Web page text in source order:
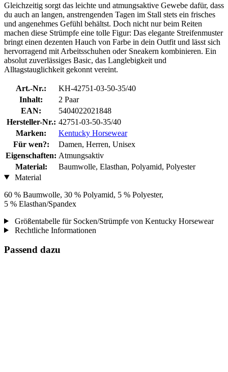
Gleichzeitig sorgt das leichte und atmungsaktive Gewebe dafür, dass
du auch an langen, anstrengenden Tagen im Stall stets ein frisches
und angenehmes Gefühl behältst. Doch nicht nur beim Reiten
machen diese Strümpfe eine tolle Figur: Das elegante Streifenmuster
bringt einen dezenten Hauch von Farbe in dein Outfit und lässt sich
hervorragend mit Arbeitsschuhen oder Sneakern kombinieren. Ein
absolut zuverlässiges Basic, das Langlebigkeit und
Alltagstauglichkeit gekonnt vereint.
Art.-Nr.:
KH-42751-03-50-35/40
Inhalt:
2 Paar
EAN:
5404022021848
Hersteller-Nr.: 42751-03-50-35/40
Marken:
Kentucky Horsewear
Für wen?:
Damen, Herren, Unisex
Eigenschaften: Atmungsaktiv
Material:
Baumwolle, Elasthan, Polyamid, Polyester
Material
60 % Baumwolle, 30 % Polyamid, 5 % Polyester,
5 % Elasthan/Spandex
Größentabelle für Socken/Strümpfe von Kentucky Horsewear
Rechtliche Informationen
Passend dazu